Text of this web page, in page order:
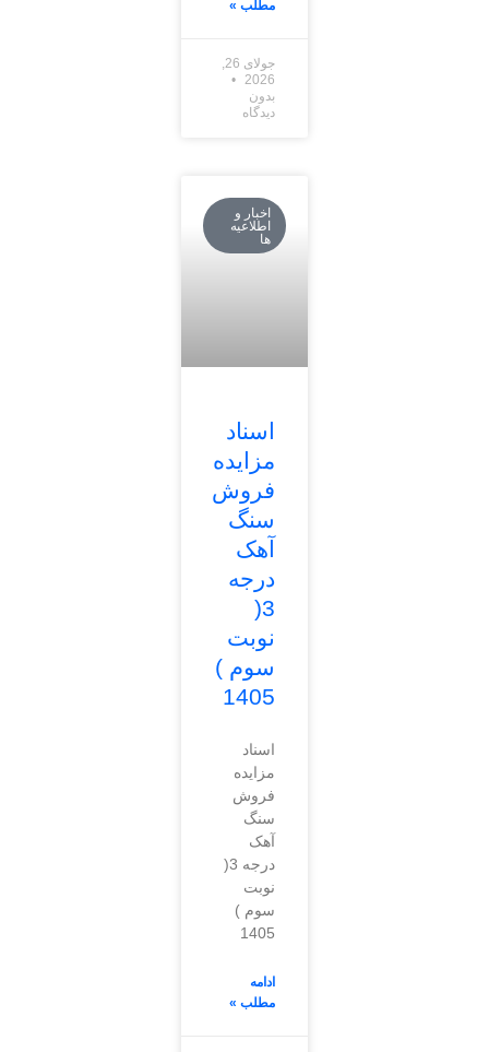
مطلب »
جولای 26,
2026
بدون
دیدگاه
اخبار و
اطلاعیه
ها
اسناد
مزایده
فروش
سنگ
آهک
درجه
3(
نوبت
سوم )
1405
اسناد
مزایده
فروش
سنگ
آهک
درجه 3(
نوبت
سوم )
1405
ادامه
مطلب »